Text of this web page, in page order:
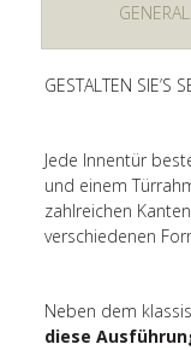
GENERAL
GESTALTEN SIE’S
Jede Innentür
und einem
zahlreichen
verschiedenen
Neben dem
diese